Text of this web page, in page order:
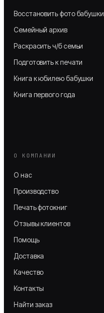
Восстановить фото бабушки
Семейный архив
Раскрасить ч/б семьи
Подготовить к печати
Книга к юбилею бабушки
Книга первого года
О КОМПАНИИ
О нас
Производство
Печать фотокниг
Отзывы клиентов
Помощь
Доставка
Качество
Контакты
Найти заказ